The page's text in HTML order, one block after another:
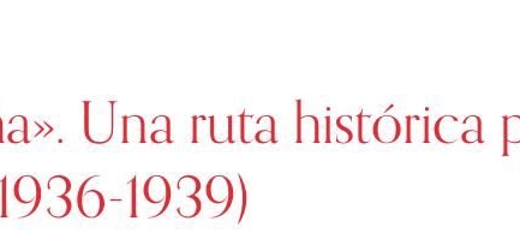
Una ruta histórica
1939)